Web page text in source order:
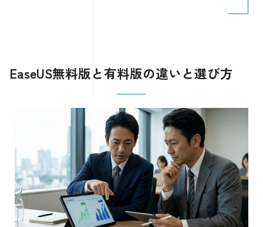
EaseUS無料版と有料版の違いと選び方